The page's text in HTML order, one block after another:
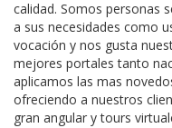
calidad. Somos personas
a sus necesidades como
vocación y nos gusta
mejores portales tanto
aplicamos las mas
ofreciendo a nuestros
gran angular y tours